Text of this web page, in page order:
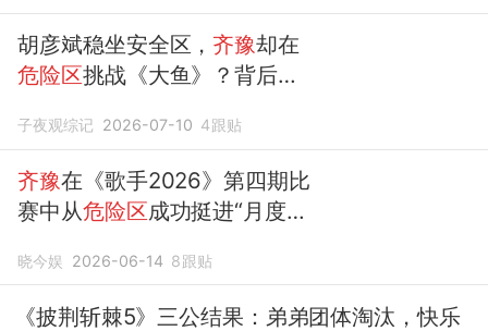
胡彦斌稳坐安全区， 齐豫却在
危险区挑战《大鱼》？背后真
子夜观综记 2026-07-10 4跟贴
齐豫在《歌手2026》第四期比
赛中从危险区成功挺进“月度第
晓今娱 2026-06-14 8跟贴
《披荆斩棘5》三公结果：弟弟团体淘汰，快乐